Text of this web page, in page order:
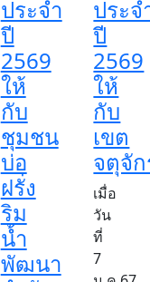
ประจำ
ปี
2569
ให้
กับ
ชุมชน
บ่อ
ฝรั่ง
ริม
น้ำ
พัฒนา
ประจ
ปี
2569
ให้
กับ
เขต
จตุจัก
เมื่อ
วัน
ที่
7